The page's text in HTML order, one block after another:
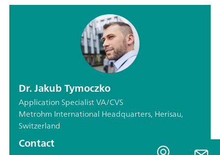
Dr. Jakub Tymoczko
Application Specialist VA/CVS
Metrohm International Headquarters, Herisau,
Switzerland
Contact